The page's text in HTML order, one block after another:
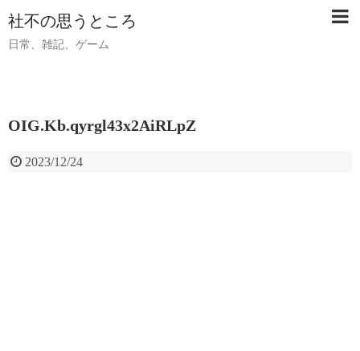
社不の思うところ
日常、雑記、ゲーム
OIG.Kb.qyrgl43x2AiRLpZ
2023/12/24